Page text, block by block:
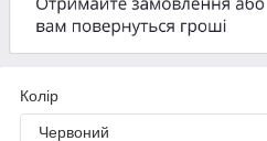
Колір
Червоний